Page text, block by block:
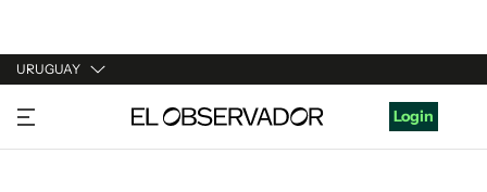
URUGUAY
URUGUAY
ARGENTINA
Login